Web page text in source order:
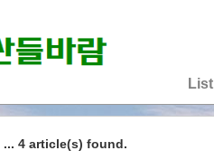
List
... 4 article(s) found.